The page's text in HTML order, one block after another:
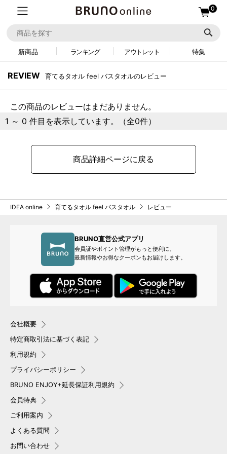
0
新商品 ランキング アウトレット 特集
REVIEW 育てるタオル feel バスタオルのレビュー
この商品のレビューはまだありません。
1 ～ 0 件目を表示しています。（全0件）
商品詳細ページに戻る
IDEA online 育てるタオル feel バスタオル レビュー
BRUNO直営公式アプリ
会員証やポイント管理がもっと便利に。
最新情報やお得なクーポンもお届けします。
会社概要
特定商取引法に基づく表記
利用規約
プライバシーポリシー
BRUNO ENJOY+延長保証利用規約
会員特典
ご利用案内
よくある質問
お問い合わせ